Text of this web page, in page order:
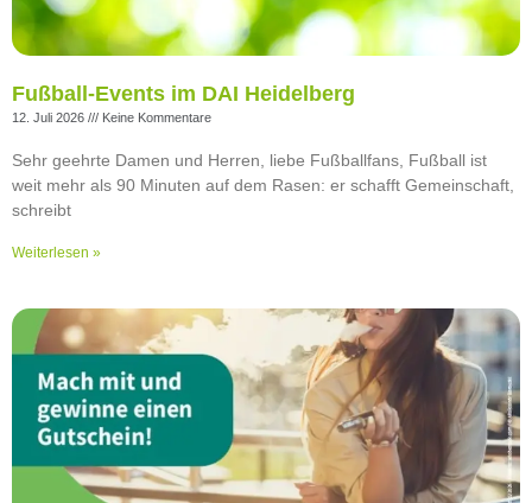
Fußball-Events im DAI Heidelberg
12. Juli 2026 Keine Kommentare
Sehr geehrte Damen und Herren, liebe Fußballfans, Fußball ist
weit mehr als 90 Minuten auf dem Rasen: er schafft Gemeinschaft,
schreibt
Weiterlesen »